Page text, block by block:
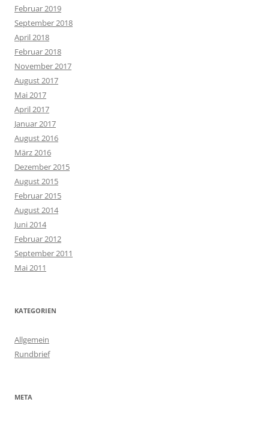
Februar 2019
September 2018
April 2018
Februar 2018
November 2017
August 2017
Mai 2017
April 2017
Januar 2017
August 2016
März 2016
Dezember 2015
August 2015
Februar 2015
August 2014
Juni 2014
Februar 2012
September 2011
Mai 2011
KATEGORIEN
Allgemein
Rundbrief
META